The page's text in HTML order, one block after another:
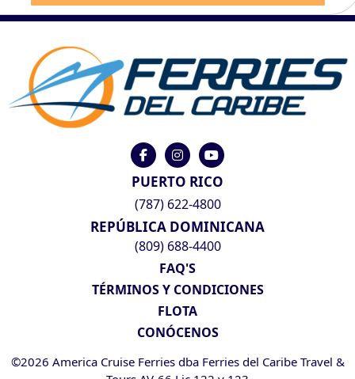
PUERTO RICO
(787) 622-4800
REPÚBLICA DOMINICANA
(809) 688-4400
FAQ'S
TÉRMINOS Y CONDICIONES
FLOTA
CONÓCENOS
©2026 America Cruise Ferries dba Ferries del Caribe Travel &